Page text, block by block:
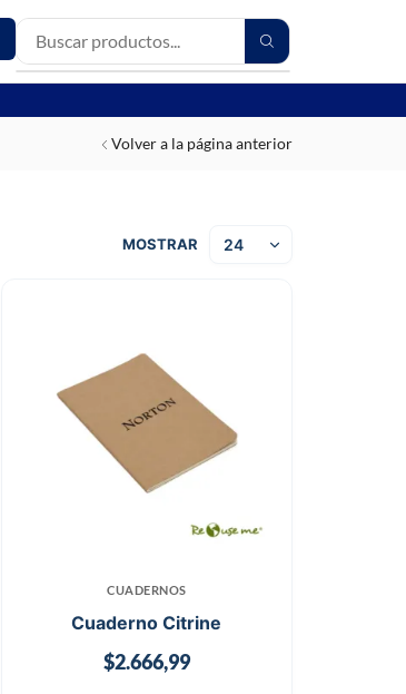
Volver a la página anterior
MOSTRAR
CUADERNOS
Cuaderno Citrine
$2.666,99